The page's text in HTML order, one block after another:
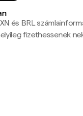
és BRL
fizethessenek